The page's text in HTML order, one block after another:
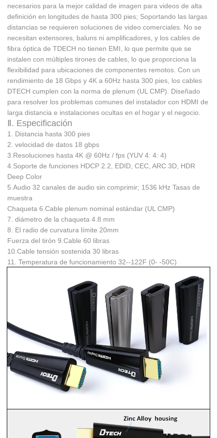
necesarios para la mejor calidad de imagen para videos de alta
definición en longitudes de hasta 300 pies; Soportando las largas
distancias se requieren soluciones de video comerciales. No se
necesitan extensores, baluns ni amplificadores, y los cables de
fibra óptica de TDECH no tienen EMI, lo que permite que se
instalen con múltiples tirones de cables, lo que proporciona la
flexibilidad para ubicaciones de componentes remotos. Con un
rendimiento de 18 Gbps y 4K a 60Hz hasta 300 pies, los cables
DTECH cumplen con la norma de plenum (UL CMP). Diseñado
para resolver los problemas comunes del instalador con HDMI de
larga distancia e instalaciones ocultas en el hogar y el negocio.
Ⅱ. Especificación
1. Distancia hasta 300 pies
2. velocidad de datos 18 gbps
3.Resoluciones hasta 4K @ 60Hz / fps (YUV 4: 4: 4)
4.Soporte de funciones HDCP 2.2, EDID, CEC, ARC 3D, HDR
Deep Color
5.Audio 32 canales de audio sin comprimir; 1536 kHz Tasas de
muestra
Chaqueta 6.Cable plenum nominal estándar (UL CMP)
7. diámetro de la chaqueta 4.8 mm
8. El radio de curvatura límite 20mm
Fuerza del tirón 9.Cable 60 libras
10.Cable tensión sostenida 30 libras
11. Temperatura de funcionamiento 32--122F (0- -50C)